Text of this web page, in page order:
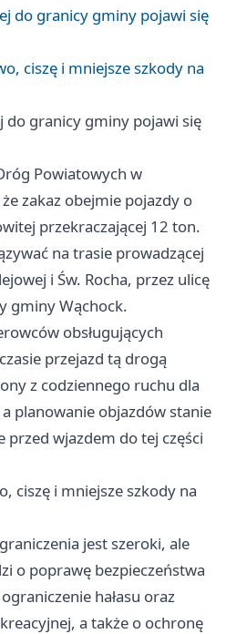
do granicy gminy pojawi się
ciszę i mniejsze szkody na
do granicy gminy pojawi się
Powiatowych w
zakaz obejmie pojazdy o
przekraczającej 12 ton.
na trasie prowadzącej
i Św. Rocha, przez ulicę
gminy Wąchock.
obsługujących
przejazd tą drogą
z codziennego ruchu dla
planowanie objazdów stanie
przed wjazdem do tej części
ciszę i mniejsze szkody na
jest szeroki, ale
o poprawę bezpieczeństwa
hałasu oraz
a także o ochronę